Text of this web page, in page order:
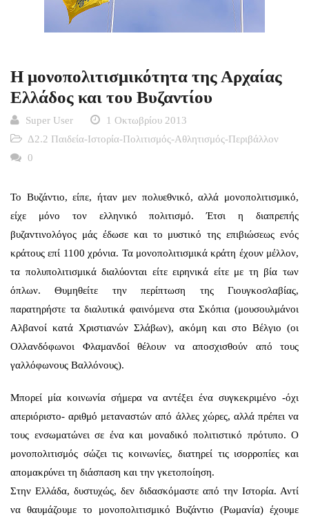
Η μονοπολιτισμικότητα της Αρχαίας
Ελλάδος και του Βυζαντίου
Super User
1 Οκτωβρίου 2013
Δ2.2 Παιδεία-Ιστορία-Πολιτισμός-Αθλητισμός-Περιβάλλον
0
Το Βυζάντιο, είπε, ήταν μεν πολυεθνικό, αλλά μονοπολιτισμικό,
είχε μόνο τον ελληνικό πολιτισμό. Έτσι η διαπρεπής
βυζαντινολόγος μάς έδωσε και το μυστικό της επιβιώσεως ενός
κράτους επί 1100 χρόνια. Τα μονοπολιτισμικά κράτη έχουν μέλλον,
τα πολυπολιτισμικά διαλύονται είτε ειρηνικά είτε με τη βία των
όπλων. Θυμηθείτε την περίπτωση της Γιουγκοσλαβίας,
παρατηρήστε τα διαλυτικά φαινόμενα στα Σκόπια (μουσουλμάνοι
Αλβανοί κατά Χριστιανών Σλάβων), ακόμη και στο Βέλγιο (οι
Ολλανδόφωνοι Φλαμανδοί θέλουν να αποσχισθούν από τους
γαλλόφωνους Βαλλόνους).
Μπορεί μία κοινωνία σήμερα να αντέξει ένα συγκεκριμένο -όχι
απεριόριστο- αριθμό μεταναστών από άλλες χώρες, αλλά πρέπει να
τους ενσωματώνει σε ένα και μοναδικό πολιτιστικό πρότυπο. Ο
μονοπολιτισμός σώζει τις κοινωνίες, διατηρεί τις ισορροπίες και
απομακρύνει τη διάσπαση και την γκετοποίηση.
Στην Ελλάδα, δυστυχώς, δεν διδασκόμαστε από την Ιστορία. Αντί
να θαυμάζουμε το μονοπολιτισμικό Βυζάντιο (Ρωμανία) έχουμε